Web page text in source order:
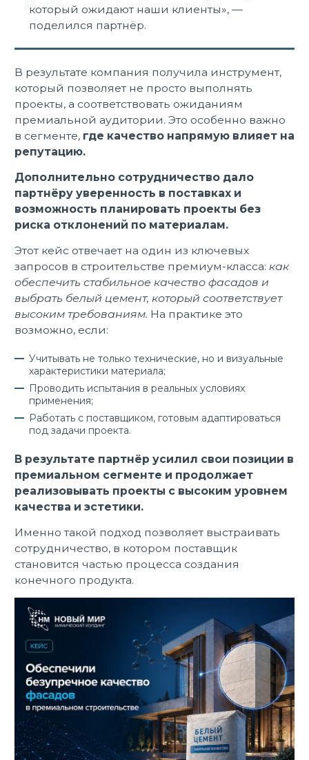
который ожидают наши клиенты», —
поделился партнёр.
В результате компания получила инструмент,
который позволяет не просто выполнять
проекты, а соответствовать ожиданиям
премиальной аудитории. Это особенно важно
в сегменте, где качество напрямую влияет на
репутацию.
Дополнительно сотрудничество дало
партнёру уверенность в поставках и
возможность планировать проекты без
риска отклонений по материалам.
Этот кейс отвечает на один из ключевых
запросов в строительстве премиум-класса: как
обеспечить стабильное качество фасадов и
выбрать белый цемент, который соответствует
высоким требованиям. На практике это
возможно, если:
Учитывать не только технические, но и визуальные
характеристики материала;
Проводить испытания в реальных условиях
применения;
Работать с поставщиком, готовым адаптироваться
под задачи проекта.
В результате партнёр усилил свои позиции в
премиальном сегменте и продолжает
реализовывать проекты с высоким уровнем
качества и эстетики.
Именно такой подход позволяет выстраивать
сотрудничество, в котором поставщик
становится частью процесса создания
конечного продукта.